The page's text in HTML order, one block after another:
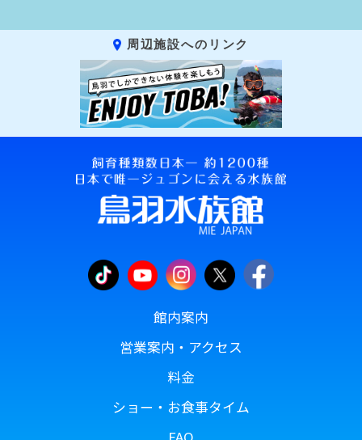
周辺施設へのリンク
館内案内
営業案内・アクセス
料金
ショー・お食事タイム